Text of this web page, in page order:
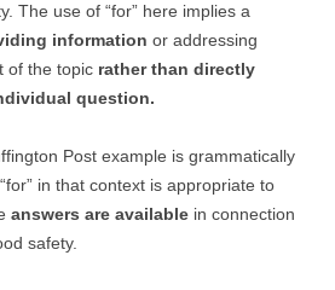
The use of “for” here implies a
information or addressing
of the topic rather than directly
question.
Post example is grammatically
in that context is appropriate to
answers are available in connection
safety.